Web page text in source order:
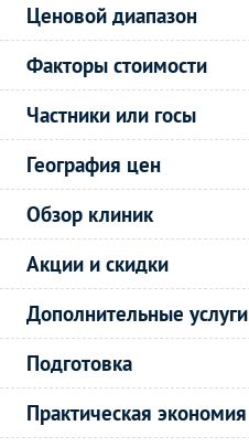
Ценовой диапазон
Факторы стоимости
Частники или госы
География цен
Обзор клиник
Акции и скидки
Дополнительные услуги
Подготовка
Практическая экономия